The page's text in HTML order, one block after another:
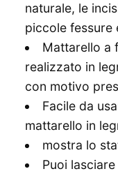
naturale, le
piccole fessure
Mattarello a
realizzato in
con motivo
Facile da
mattarello in
mostra lo
Puoi